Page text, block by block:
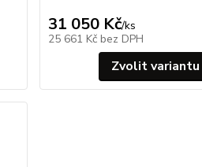
31 050 Kč/ks
25 661 Kč bez DPH
Zvolit variantu